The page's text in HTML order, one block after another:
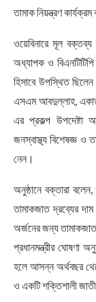
তামাক নিয়ন্ত্রণ
ওয়েবিনারে মূল বক্তব্য
অধ্যাপক ও
হিসাবে উপস্থিত ছিলেন
এসএম আবদুল্লাহ,
এর প্রকল্প উপদেষ্টা
জনস্বাস্থ্য বিশেষজ্ঞ ও
নেন।
অনুষ্ঠানে বক্তারা
তামাকজাত দ্রব্যের
অর্জনের জন্য তামাকজাত
প্রধানমন্ত্রীর ঘোষণা
হলে আসন্ন অর্থবছর
ও একটি শক্তিশালী